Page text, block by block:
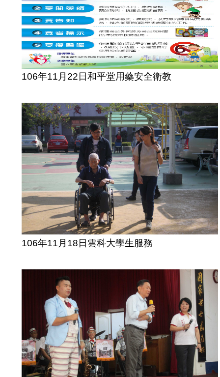
106年11月22日和平堂用藥安全衛教
106年11月18日雲科大學生服務